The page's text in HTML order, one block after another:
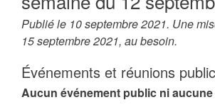
ans
Publié le 10 septembre 2021. Une
15 septembre 2021, au besoin.
Événements et réunions
Aucun événement public ni